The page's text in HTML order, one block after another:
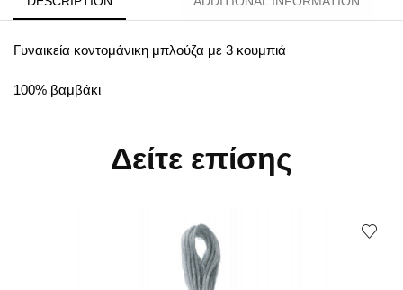
Γυναικεία κοντομάνικη μπλούζα με 3 κουμπιά
100% βαμβάκι
Δείτε επίσης